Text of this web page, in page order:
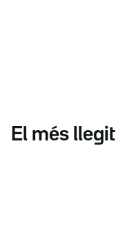
El més llegit